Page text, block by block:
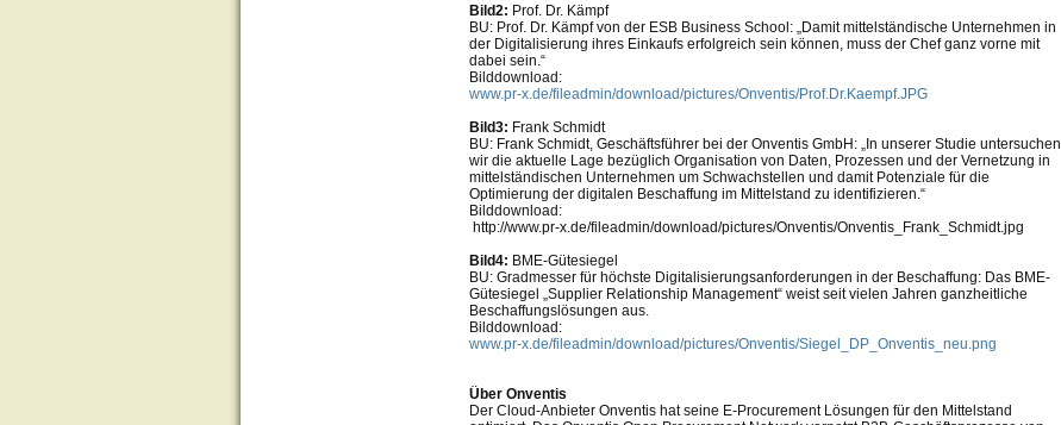
Bild2: Prof. Dr. Kämpf
BU: Prof. Dr. Kämpf von der ESB Business School: „Damit mittelständische Unternehmen in
der Digitalisierung ihres Einkaufs erfolgreich sein können, muss der Chef ganz vorne mit
dabei sein.“
Bilddownload:
www.pr-x.de/fileadmin/download/pictures/Onventis/Prof.Dr.Kaempf.JPG
Bild3: Frank Schmidt
BU: Frank Schmidt, Geschäftsführer bei der Onventis GmbH: „In unserer Studie untersuchen
wir die aktuelle Lage bezüglich Organisation von Daten, Prozessen und der Vernetzung in
mittelständischen Unternehmen um Schwachstellen und damit Potenziale für die
Optimierung der digitalen Beschaffung im Mittelstand zu identifizieren.“
Bilddownload:
http://www.pr-x.de/fileadmin/download/pictures/Onventis/Onventis_Frank_Schmidt.jpg
Bild4: BME-Gütesiegel
BU: Gradmesser für höchste Digitalisierungsanforderungen in der Beschaffung: Das BME-
Gütesiegel „Supplier Relationship Management“ weist seit vielen Jahren ganzheitliche
Beschaffungslösungen aus.
Bilddownload:
www.pr-x.de/fileadmin/download/pictures/Onventis/Siegel_DP_Onventis_neu.png
Über Onventis
Der Cloud-Anbieter Onventis hat seine E-Procurement Lösungen für den Mittelstand